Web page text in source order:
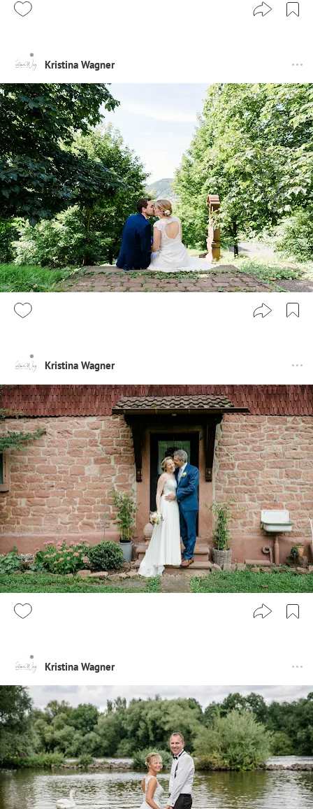
Kristina Wagner
Kristina Wagner
Kristina Wagner